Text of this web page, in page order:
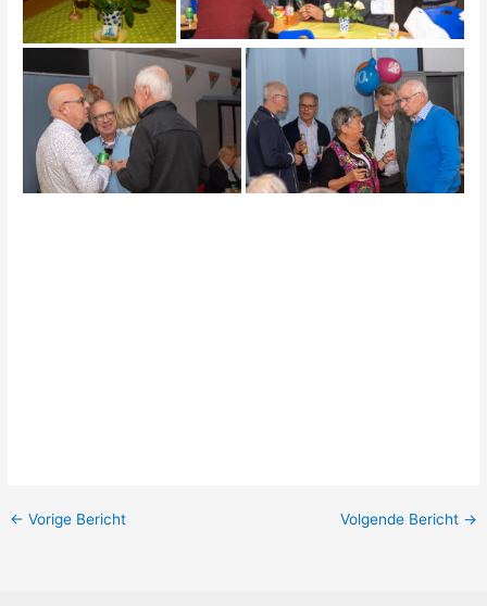
← Vorige Bericht Volgende Bericht →